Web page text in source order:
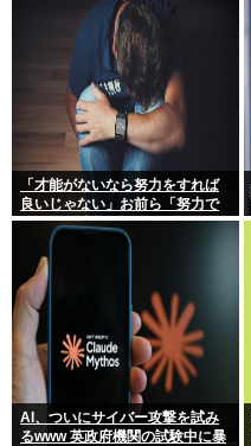
「才能がないなら努力をすれば
良いじゃない」お前ら「努力で
きるのも才能だよ」←は？
AI、ついにサイバー攻撃を試み
るwww 英政府機関の試験中に暴